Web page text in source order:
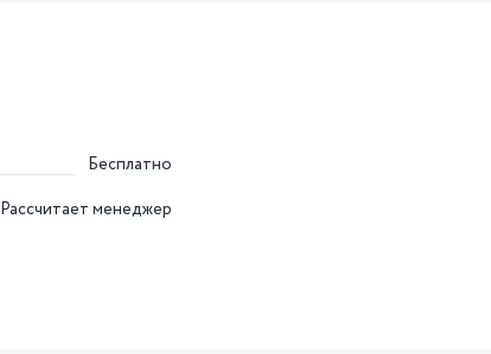
Бесплатно
Рассчитает менеджер